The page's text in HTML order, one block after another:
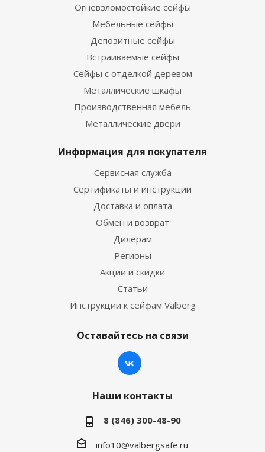
Огневзломостойкие сейфы
Мебельные сейфы
Депозитные сейфы
Встраиваемые сейфы
Сейфы с отделкой деревом
Металлические шкафы
Производственная мебель
Металлические двери
Информация для покупателя
Сервисная служба
Сертификаты и инструкции
Доставка и оплата
Обмен и возврат
Дилерам
Регионы
Акции и скидки
Статьи
Инструкции к сейфам Valberg
Оставайтесь на связи
Наши контакты
8 (846) 300-48-90
info10@valbergsafe.ru